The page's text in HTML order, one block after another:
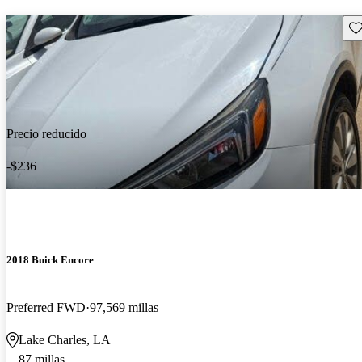
Precio reducido
-$236
2018 Buick Encore
Preferred FWD 97,569 millas
Lake Charles, LA